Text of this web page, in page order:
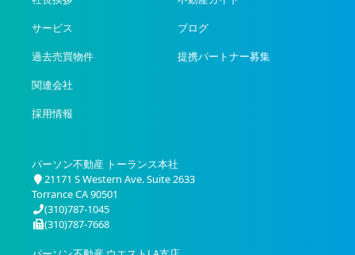
サービス
過去売買物件
関連会社
採用情報
ブログ
提携パートナー募集
パーソン不動産 トーランス本社
21171 S Western Ave. Suite 2633
Torrance CA 90501
(310)787-1045
(310)787-7668